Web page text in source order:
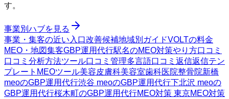
す。
事業別ハブを見る
事業・集客の近い入口改善候補地域別ガイドVOLTの料金
MEO・地図集客GBP運用代行駅名のMEO対策やり方口コミ
口コミ分析方法ツール口コミ管理多言語口コミ返信返信テン
プレート MEOツール美容皮膚科美容室歯科医院整骨院新橋
meoのGBP運用代行渋谷 meoのGBP運用代行下北沢 meoの
GBP運用代行桜木町のGBP運用代行MEO対策 東京MEO対策